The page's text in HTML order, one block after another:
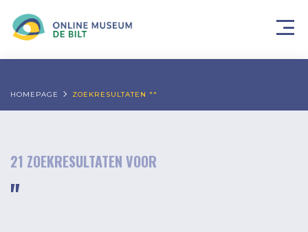
HOMEPAGE ZOEKRESULTATEN ""
21 ZOEKRESULTATEN VOOR
''